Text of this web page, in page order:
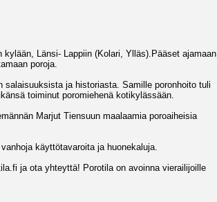
Länsi- Lappiin (Kolari, Ylläs).Pääset ajamaan
poroja.
salaisuuksista ja historiasta. Samille poronhoito tuli
toiminut poromiehenä kotikylässään.
Marjut Tiensuun maalaamia poroaiheisia
käyttötavaroita ja huonekaluja.
ja ota yhteyttä! Porotila on avoinna vierailijoille